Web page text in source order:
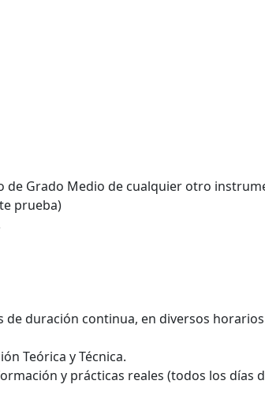
de Grado Medio de cualquier otro
prueba)
de duración continua, en diversos
Teórica y Técnica.
y prácticas reales (todos los días